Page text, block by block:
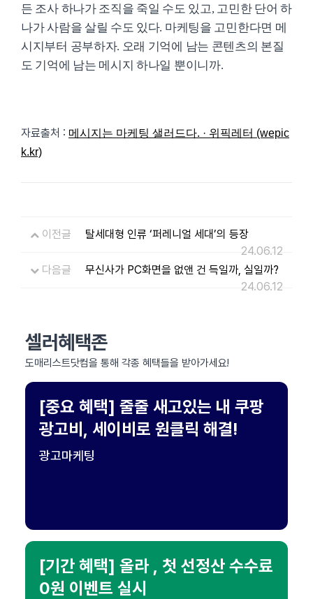
든 조사 하나가 조직을 죽일 수도 있고, 고민한 단어 하
나가 사람을 살릴 수도 있다. 마케팅을 고민한다면 메
시지부터 공부하자. 오래 기억에 남는 콘텐츠의 본질
도 기억에 남는 메시지 하나일 뿐이니까.
자료출처 : 메시지는 마케팅 샐러드다. · 위픽레터 (wepic
k.kr)
이전글
탈세대형 인류 ‘퍼레니얼 세대’의 등장
24.06.12
다음글
무신사가 PC화면을 없앤 건 득일까, 실일까?
24.06.12
셀러혜택존
도매리스트닷컴을 통해 각종 혜택들을 받아가세요!
[중요 혜택] 줄줄 새고있는 내 쿠팡
광고비, 세이비로 원클릭 해결!
광고마케팅
[기간 혜택] 올라 , 첫 선정산 수수료
0원 이벤트 실시